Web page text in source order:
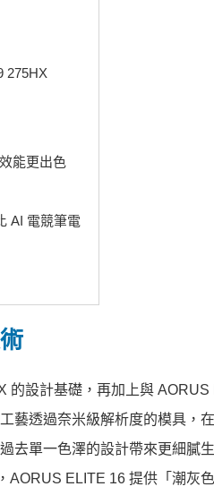
275HX
能更出色
AI 電競筆電
設計基礎，再加上與
藝透過奈米級解析度的模具，
去單一色澤的設計帶來更細膩
ELITE 16 提供「潮灰